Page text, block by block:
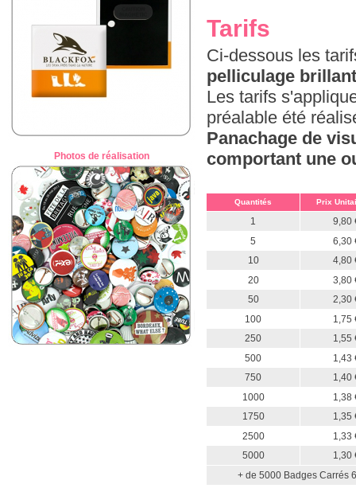
Photos de réalisation
Tarifs
Ci-dessous les
pelliculage brillant
Les tarifs
préalable été
Panachage de
comportant une
Quantités Prix
1
9,80
5
6,30
10
4,80
20
3,80
50
2,30
100
1,75
250
1,55
500
1,43
750
1,40
1000
1,38
1750
1,35
2500
1,33
5000
1,30
+ de 5000 Badges Carrés